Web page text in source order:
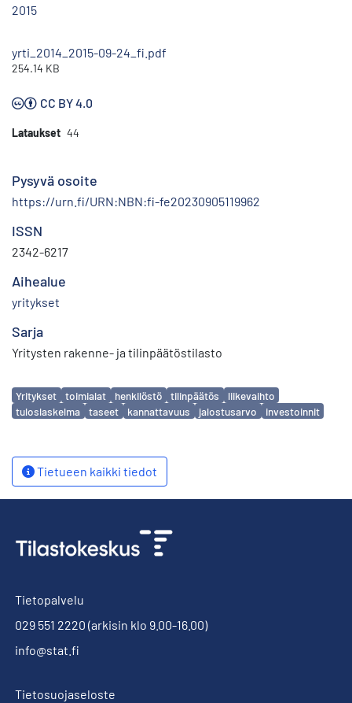
2015
yrti_2014_2015-09-24_fi.pdf
254.14 KB
CC BY 4.0
Lataukset 44
Pysyvä osoite
https://urn.fi/URN:NBN:fi-fe20230905119962
ISSN
2342-6217
Aihealue
yritykset
Sarja
Yritysten rakenne- ja tilinpäätöstilasto
Avainsanat
Yritykset toimialat henkilöstö tilinpäätös
liikevaihto
tuloslaskelma
taseet kannattavuus jalostusarvo investoinnit
Tietueen kaikki tiedot
Tietopalvelu
029 551 2220 (arkisin klo 9.00-16.00)
info@stat.fi
Tietosuojaseloste